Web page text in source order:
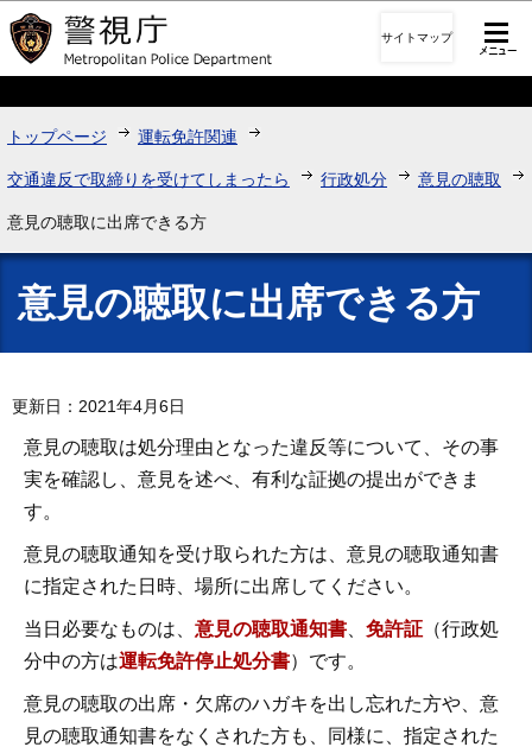
このページの本文へ移動
サイトマップ
トップページ 運転免許関連
交通違反で取締りを受けてしまったら 行政処分 意見の聴取
意見の聴取に出席できる方
意見の聴取に出席できる方
更新日：2021年4月6日
意見の聴取は処分理由となった違反等について、その事
実を確認し、意見を述べ、有利な証拠の提出ができま
す。
意見の聴取通知を受け取られた方は、意見の聴取通知書
に指定された日時、場所に出席してください。
当日必要なものは、 意見の聴取通知書 免許証 （行政処
分中の方は運転免許停止処分書）です。
意見の聴取の出席・欠席のハガキを出し忘れた方や、意
見の聴取通知書をなくされた方も、同様に、指定された